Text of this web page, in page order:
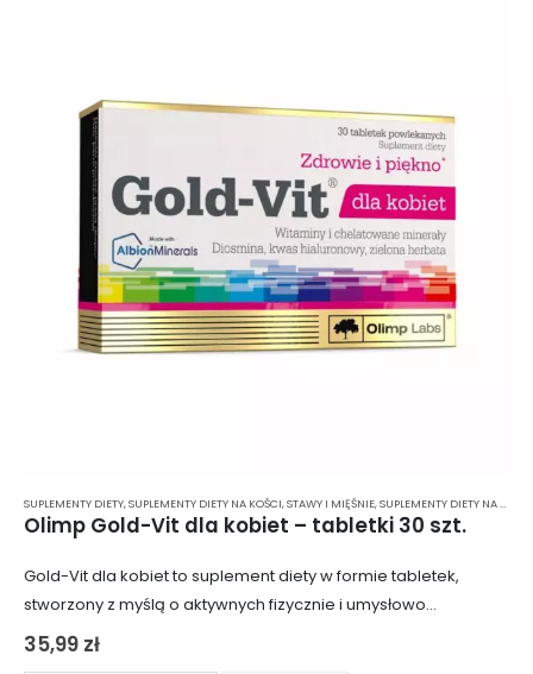
SUPLEMENTY DIETY,SUPLEMENTY DIETY NA KOŚCI, STAWY I MIĘŚNIE,SUPLEMENTY DIETY NA ODPORNOŚĆ
Olimp Gold-Vit dla kobiet – tabletki 30 szt.
Gold-Vit dla kobiet to suplement diety w formie tabletek,
stworzony z myślą o aktywnych fizycznie i umysłowo
kobietach, które chcą poprawić swój wygląd i wzmocnić
organizm. Produkt zawiera kompleks witamin…
35,99 zł